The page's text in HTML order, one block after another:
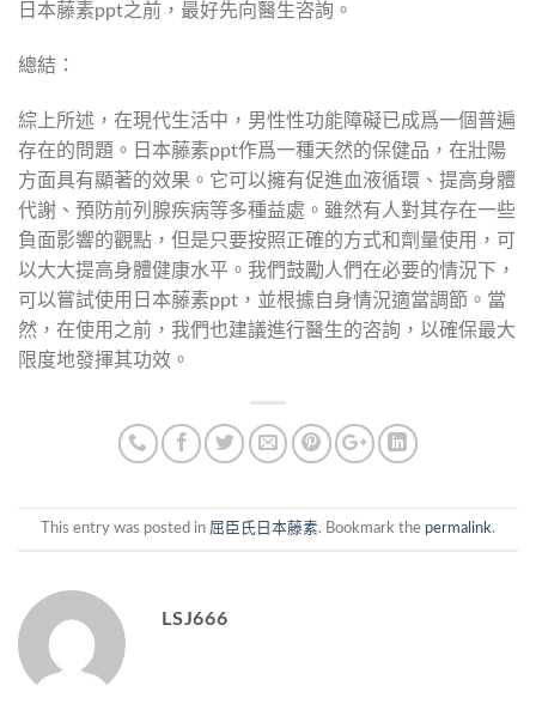
日本藤素ppt之前，最好先向醫生咨詢。
總結：
綜上所述，在現代生活中，男性性功能障礙已成爲一個普遍
存在的問題。日本藤素ppt作爲一種天然的保健品，在壯陽
方面具有顯著的效果。它可以擁有促進血液循環、提高身體
代謝、預防前列腺疾病等多種益處。雖然有人對其存在一些
負面影響的觀點，但是只要按照正確的方式和劑量使用，可
以大大提高身體健康水平。我們鼓勵人們在必要的情況下，
可以嘗試使用日本藤素ppt，並根據自身情況適當調節。當
然，在使用之前，我們也建議進行醫生的咨詢，以確保最大
限度地發揮其功效。
This entry was posted in 屈臣氏日本藤素. Bookmark the permalink.
LSJ666